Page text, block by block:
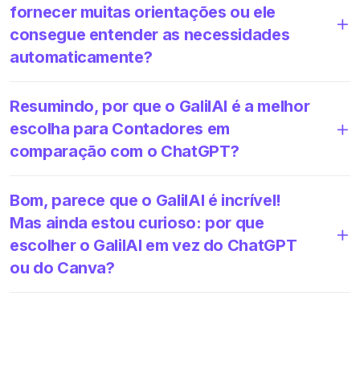
fornecer muitas orientações ou ele
consegue entender as necessidades
automaticamente?
Resumindo, por que o GalilAI é a melhor
escolha para Contadores em
comparação com o ChatGPT?
Bom, parece que o GalilAI é incrível!
Mas ainda estou curioso: por que
escolher o GalilAI em vez do ChatGPT
ou do Canva?